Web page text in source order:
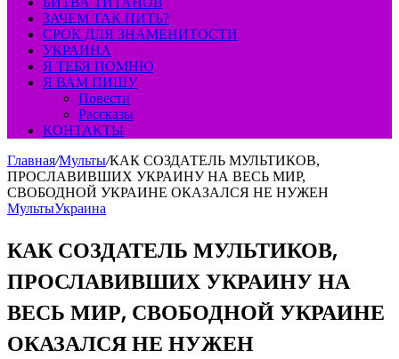
ЗАЧЕМ ТАК ПИТЬ?
СРОК ДЛЯ ЗНАМЕНИТОСТИ
УКРАИНА
Я ТЕБЯ ПОМНЮ
Я ВАМ ПИШУ
Повести
Рассказы
КОНТАКТЫ
Главная/Мульты/КАК СОЗДАТЕЛЬ МУЛЬТИКОВ,
ПРОСЛАВИВШИХ УКРАИНУ НА ВЕСЬ МИР,
СВОБОДНОЙ УКРАИНЕ ОКАЗАЛСЯ НЕ НУЖЕН
МультыУкраина
КАК СОЗДАТЕЛЬ МУЛЬТИКОВ,
ПРОСЛАВИВШИХ УКРАИНУ НА
ВЕСЬ МИР, СВОБОДНОЙ УКРАИНЕ
ОКАЗАЛСЯ НЕ НУЖЕН